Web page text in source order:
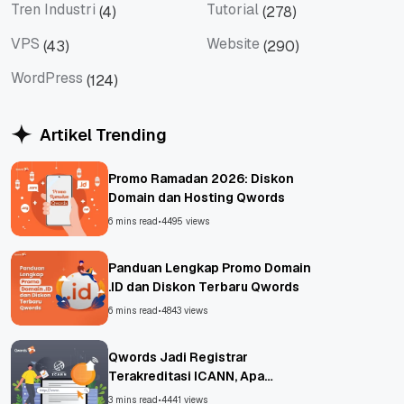
Tren Industri (4) Tutorial(278)
VPS (43) Website (290)
WordPress (124)
Artikel Trending
Promo Ramadan 2026: Diskon
Domain dan Hosting Qwords
6 mins read•4495 views
Panduan Lengkap Promo Domain
.ID dan Diskon Terbaru Qwords
6 mins read•4843 views
Qwords Jadi Registrar
Terakreditasi ICANN, Apa
Untungnya?
3 mins read•4441 views